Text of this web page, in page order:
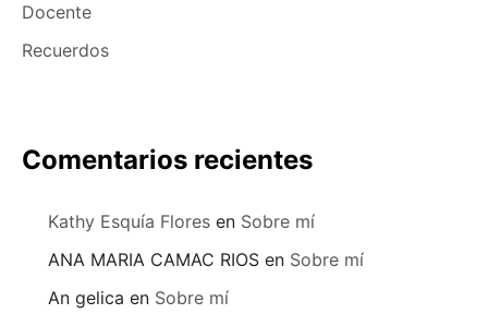
Docente
Recuerdos
Comentarios recientes
Kathy Esquía Flores en Sobre mí
ANA MARIA CAMAC RIOS en Sobre mí
An gelica en Sobre mí